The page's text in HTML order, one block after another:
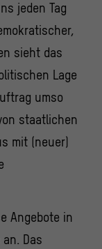
jeden Tag
sieht das
Lage
umso
staatlichen
mit (neuer)
Angebote in
Das